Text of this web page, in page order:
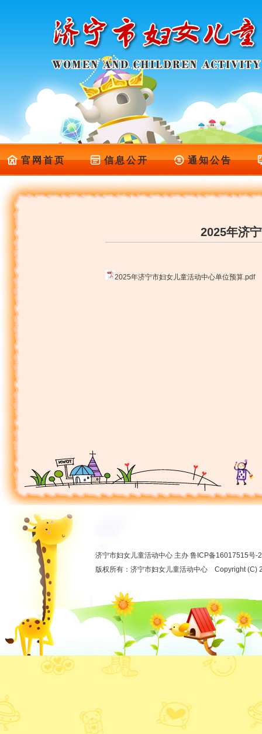
官网首页 信息公开 通知公告
2025年济
2025年济宁市妇女儿童活动中心单位预算.pdf
济宁市妇女儿童活动中心 主办 鲁ICP备16017515号-2
版权所有：济宁市妇女儿童活动中心 Copyright (C)